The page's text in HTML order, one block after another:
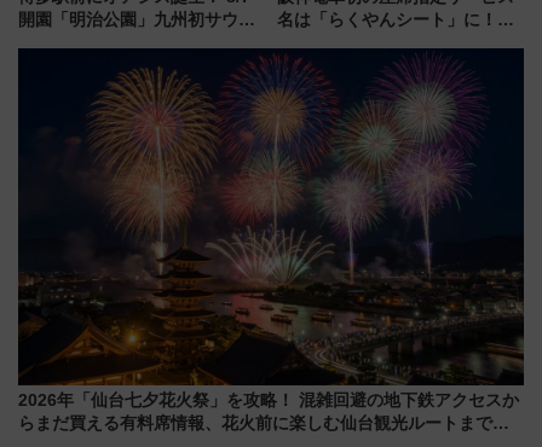
開園「明治公園」九州初サウナ
品グルメ登場で駅前の過ごし方
はどう変わる？
名は「らくやんシート」に！新
を快適移動
2026年「仙台七夕花火祭」を攻略！ 混雑回避の地下鉄アクセスか
らまだ買える有料席情報、花火前に楽しむ仙台観光ルートまで解